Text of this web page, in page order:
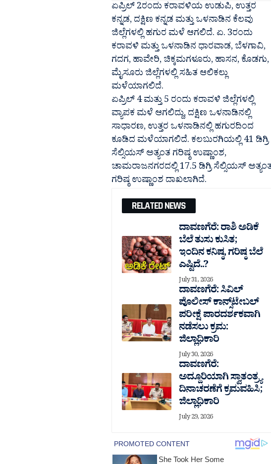
ಏಪ್ರಿಲ್ 2ರಂದು ಕರಾವಳಿಯ ಉಡುಪಿ, ಉತ್ತರ
ಕನ್ನಡ, ದಕ್ಷಿಣ ಕನ್ನಡ ಮತ್ತು ಒಳನಾಡಿನ ಕೆಲವು
ಜಿಲ್ಲೆಗಳಲ್ಲಿ ಹಗುರ ಮಳೆ ಆಗಲಿದೆ. ಏ. 3ರಂದು
ಕರಾವಳಿ ಮತ್ತು ಒಳನಾಡಿನ ಧಾರವಾಡ, ಬೆಳಗಾವಿ,
ಗದಗ, ಹಾವೇರಿ, ಚಿಕ್ಕಮಗಳೂರು, ಹಾಸನ, ಕೊಡಗು,
ಮೈಸೂರು ಜಿಲ್ಲೆಗಳಲ್ಲಿ ಸಹಿತ ಆಲಿಕಲ್ಲು
ಮಳೆಯಾಗಲಿದೆ.
ಏಪ್ರಿಲ್ 4 ಮತ್ತು 5 ರಂದು ಕರಾವಳಿ ಜಿಲ್ಲೆಗಳಲ್ಲಿ
ವ್ಯಾಪಕ ಮಳೆ ಆಗಲಿದ್ದು, ದಕ್ಷಿಣ ಒಳನಾಡಿನಲ್ಲಿ
ಸಾಧಾರಣ, ಉತ್ತರ ಒಳನಾಡಿನಲ್ಲಿ ಹಗುರದಿಂದ
ಕೂಡಿದ ಮಳೆಯಾಗಲಿದೆ. ಕಲಬುರಗಿಯಲ್ಲಿ 41 ಡಿಗ್ರಿ
ಸೆಲ್ಸಿಯಸ್ ಅತ್ಯಂತ ಗರಿಷ್ಠ ಉಷ್ಣಾಂಶ,
ಚಾಮರಾಜನಗರದಲ್ಲಿ 17.5 ಡಿಗ್ರಿ ಸೆಲ್ಸಿಯಸ್
ಗರಿಷ್ಠ ಉಷ್ಣಾಂಶ ದಾಖಲಾಗಿದೆ.
RELATED NEWS
ದಾವಣಗೆರೆ: ರಾಶಿ ಅಡಿಕೆ
ಬೆಲೆ ತುಸು‌ ಕುಸಿತ;
ಇಂದಿನ ಕನಿಷ್ಠ, ಗರಿಷ್ಠ ಬೆಲೆ
ಎಷ್ಟಿದೆ..?
July 31, 2026
ದಾವಣಗೆರೆ: ಸಿವಿಲ್
ಪೊಲೀಸ್ ಕಾನ್ಸ್‌ಟೇಬಲ್
ಪರೀಕ್ಷೆ ಪಾರದರ್ಶಕವಾಗಿ
ನಡೆಸಲು ಕ್ರಮ:
ಜಿಲ್ಲಾಧಿಕಾರಿ
July 30, 2026
ದಾವಣಗೆರೆ:
ಅದ್ದೂರಿಯಾಗಿ ಸ್ವಾತಂತ್ರ್ಯ
ದಿನಾಚರಣೆಗೆ ಕ್ರಮವಹಿಸಿ;
ಜಿಲ್ಲಾಧಿಕಾರಿ
July 29, 2026